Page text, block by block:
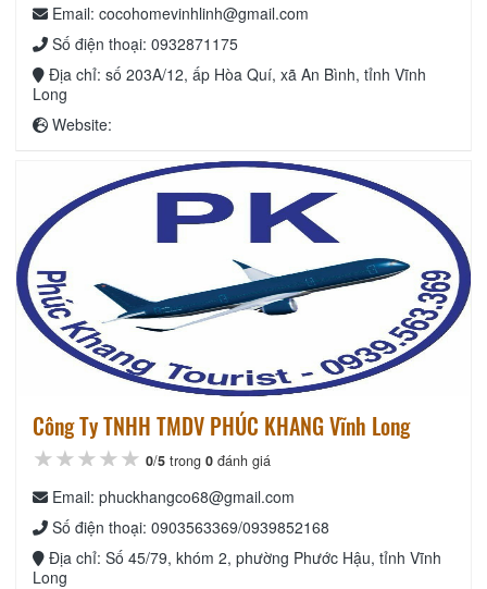
Email: cocohomevinhlinh@gmail.com
Số điện thoại: 0932871175
Địa chỉ: số 203A/12, ấp Hòa Quí, xã An Bình, tỉnh Vĩnh
Long
Website:
Công Ty TNHH TMDV PHÚC KHANG Vĩnh Long
★★★★★
★★★★★
★★★★★ 0/5 trong 0 đánh giá
Email: phuckhangco68@gmail.com
Số điện thoại: 0903563369/0939852168
Địa chỉ: Số 45/79, khóm 2, phường Phước Hậu, tỉnh Vĩnh
Long